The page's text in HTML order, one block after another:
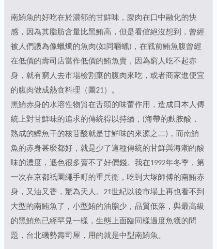
南鮪魚的好吃在於濃郁的甘鮮味，腹肉在口中融化的快
感，因為其脂肪含量比黑鮪高，但是看倌絕沒想到，曾經
被人們譏為像蠟燭的魚肉(如同嚼蠟)，在戰前鮪魚腹曾經
在低價的壽司店當作低價的鮪魚賣，因為窮人吃不起赤
身，就有窮人去市場檢割棄的腹肉來吃，或者商家進便宜
的腹肉做成熱食料理（圖21）。
黑鮪赤身的水溶性物質在舌頭的味蕾作用，造成日本人傳
統上對甘鮮味的追求的傳統得以持續，(海帶的麩胺酸，
熟成的鰹魚干的核苷酸就是甘鮮味的來源之二)，而南鮪
魚的赤身甚麼都好，就是少了這種傳統的甘鮮與海潮的酸
味的濃度，遜色很多賣不了好價錢。我在1992年冬季，第
一次在京都祇園繩手町的重兵衛，吃到大塚師傅的南鮪赤
身，又油又香，驚為天人。21世紀以後市場上再也看不到
大型的南鮪魚了，小型鮪的油脂少，品質低落，與最高級
的黑鮪魚已經罕見一樣，生態上面臨同樣過度魚獲的問
題，台北磯勢壽司屋，用的就是中型南鮪魚。